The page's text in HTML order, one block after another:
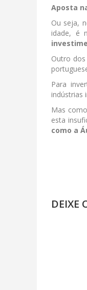
Aposta
Ou seja,
idade, é
Outro
Para
indústrias
Mas
esta
como a
DEIXE